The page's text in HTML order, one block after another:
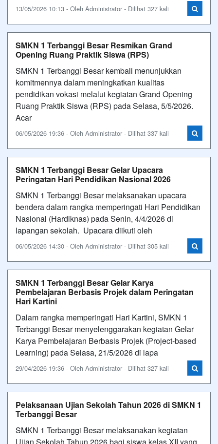
13/05/2026 10:13 - Oleh Administrator - Dilihat 327 kali
SMKN 1 Terbanggi Besar Resmikan Grand
Opening Ruang Praktik Siswa (RPS)
SMKN 1 Terbanggi Besar kembali menunjukkan
komitmennya dalam meningkatkan kualitas
pendidikan vokasi melalui kegiatan Grand Opening
Ruang Praktik Siswa (RPS) pada Selasa, 5/5/2026.
Acar
06/05/2026 19:36 - Oleh Administrator - Dilihat 337 kali
SMKN 1 Terbanggi Besar Gelar Upacara
Peringatan Hari Pendidikan Nasional 2026
SMKN 1 Terbanggi Besar melaksanakan upacara
bendera dalam rangka memperingati Hari Pendidikan
Nasional (Hardiknas) pada Senin, 4/4/2026 di
lapangan sekolah. Upacara diikuti oleh
06/05/2026 14:30 - Oleh Administrator - Dilihat 305 kali
SMKN 1 Terbanggi Besar Gelar Karya
Pembelajaran Berbasis Projek dalam Peringatan
Hari Kartini
Dalam rangka memperingati Hari Kartini, SMKN 1
Terbanggi Besar menyelenggarakan kegiatan Gelar
Karya Pembelajaran Berbasis Projek (Project-based
Learning) pada Selasa, 21/5/2026 di lapa
29/04/2026 19:36 - Oleh Administrator - Dilihat 327 kali
Pelaksanaan Ujian Sekolah Tahun 2026 di SMKN 1
Terbanggi Besar
SMKN 1 Terbanggi Besar melaksanakan kegiatan
Ujian Sekolah Tahun 2026 bagi siswa kelas XII yang